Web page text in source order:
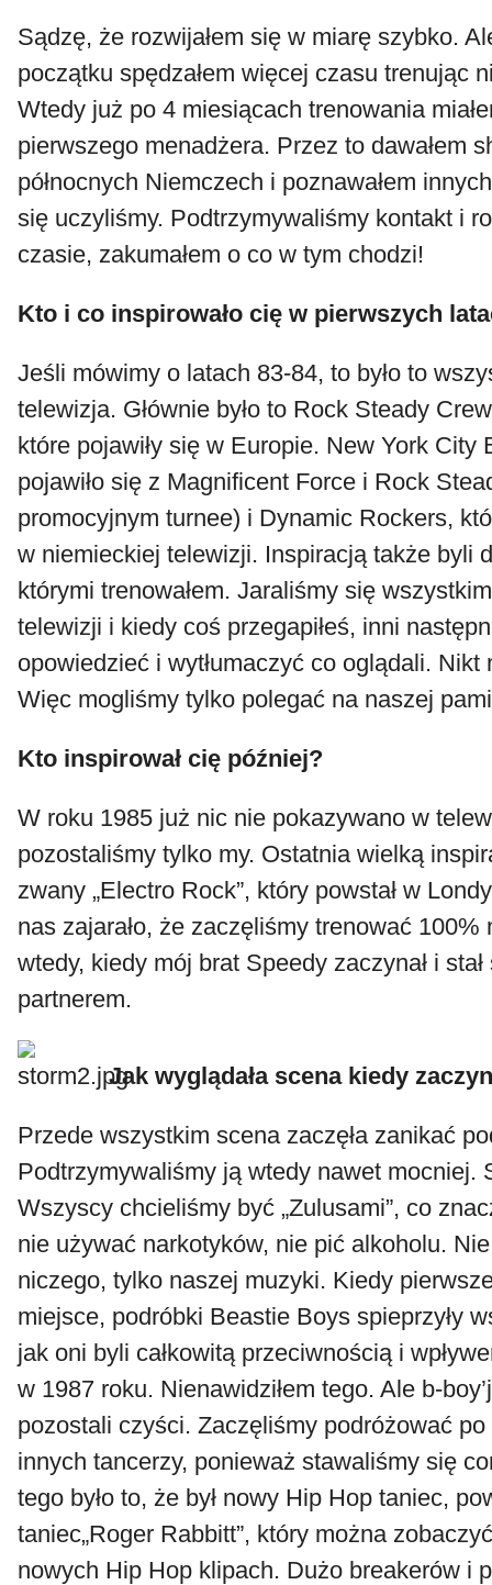
Sądzę, że rozwijałem się w miarę szybko.
początku spędzałem więcej czasu trenując
Wtedy już po 4 miesiącach trenowania
pierwszego menadżera. Przez to dawałem
północnych Niemczech i poznawałem
się uczyliśmy. Podtrzymywaliśmy kontakt i
czasie, zakumałem o co w tym chodzi!
Kto i co inspirowało cię w pierwszych
Jeśli mówimy o latach 83-84, to było to
telewizja. Głównie było to Rock Steady
które pojawiły się w Europie. New York City
pojawiło się z Magnificent Force i Rock
promocyjnym turnee) i Dynamic Rockers,
w niemieckiej telewizji. Inspiracją także byli
którymi trenowałem. Jaraliśmy się
telewizji i kiedy coś przegapiłeś, inni
opowiedzieć i wytłumaczyć co oglądali. Nikt
Więc mogliśmy tylko polegać na naszej
Kto inspirował cię później?
W roku 1985 już nic nie pokazywano w
pozostaliśmy tylko my. Ostatnia wielką
zwany „Electro Rock”, który powstał w
nas zajarało, że zaczęliśmy trenować 100%
wtedy, kiedy mój brat Speedy zaczynał i
partnerem.
Jak wyglądała scena kiedy
Przede wszystkim scena zaczęła zanikać
Podtrzymywaliśmy ją wtedy nawet mocniej.
Wszyscy chcieliśmy być „Zulusami”, co
nie używać narkotyków, nie pić alkoholu.
niczego, tylko naszej muzyki. Kiedy
miejsce, podróbki Beastie Boys spieprzyły
jak oni byli całkowitą przeciwnością i
w 1987 roku. Nienawidziłem tego. Ale b-
pozostali czyści. Zaczęliśmy podróżować
innych tancerzy, ponieważ stawaliśmy się
tego było to, że był nowy Hip Hop taniec,
taniec„Roger Rabbitt”, który można
nowych Hip Hop klipach. Dużo breakerów i